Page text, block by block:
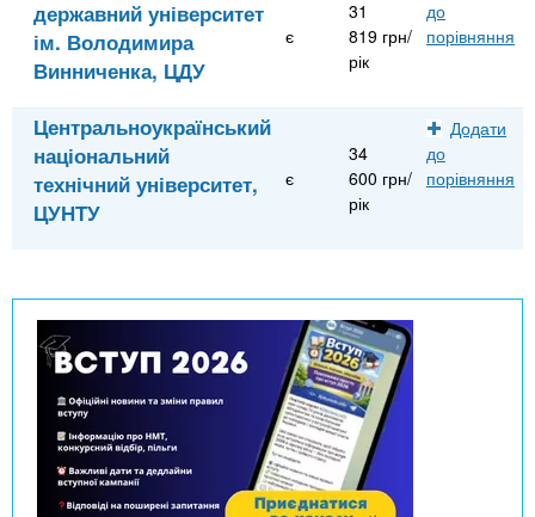
державний університет
ім. Володимира
Винниченка, ЦДУ
є
31
819 грн/
рік
до
порівняння
Центральноукраїнський
національний
технічний університет,
ЦУНТУ
є
34
600 грн/
рік
Додати
до
порівняння